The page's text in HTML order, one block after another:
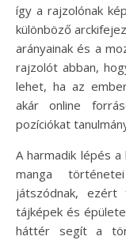
így a rajzolónak
különböző
arányainak és a
rajzolót abban,
lehet, ha az
akár online
pozíciókat
A harmadik lépés
manga
játszódnak,
tájképek és
háttér segít a